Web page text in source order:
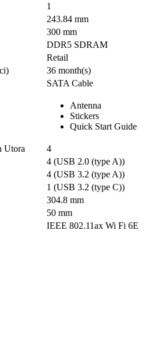
1
243.84 mm
300 mm
DDR5 SDRAM
Retail
36 month(s)
SATA Cable
Antenna
Stickers
Quick Start Guide
Utorа
4
4 (USB 2.0 (type A))
4 (USB 3.2 (type A))
1 (USB 3.2 (type C))
304.8 mm
50 mm
IEEE 802.11ax Wi Fi 6E